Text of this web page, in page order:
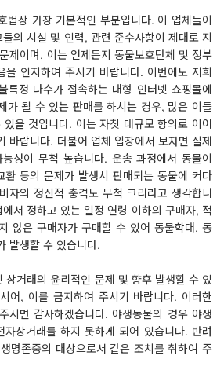
법상 가장 기본적인 부분입니다. 이 업체들이
의 시설 및 인력, 관련 준수사항이 제대로 지
제이며, 이는 언제든지 동물보호단체 및 정부
인지하여 주시기 바랍니다. 이번에도 저희
특정 다수가 접속하는 대형 인터넷 쇼핑몰에
가 될 수 있는 판매를 하시는 경우, 많은 이들
을 것입니다. 이는 자칫 대규모 항의로 이어
바랍니다. 더불어 업체 입장에서 보자면 실제
성이 무척 높습니다. 운송 과정에서 동물이
등의 문제가 발생시 판매되는 동물에 커다
자의 정신적 충격도 무척 크리라고 생각합니
서 정하고 있는 일정 연령 이하의 구매자, 적
않은 구매자가 구매할 수 있어 동물학대, 동
발생할 수 있습니다.
상거래의 윤리적인 문제 및 향후 발생할 수 있
어, 이를 금지하여 주시기 바랍니다. 이러한
시면 감사하겠습니다. 야생동물의 경우 야생
자상거래를 하지 못하게 되어 있습니다. 반려
명존중의 대상으로서 같은 조치를 취하여 주